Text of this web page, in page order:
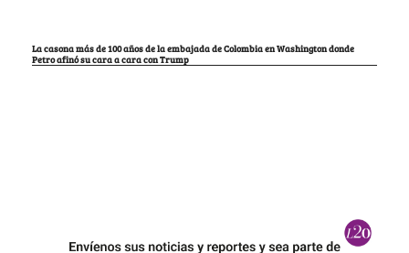
La casona más de 100 años de la embajada de Colombia en Washington donde
Petro afinó su cara a cara con Trump